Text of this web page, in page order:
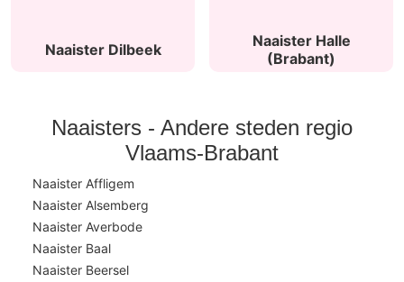
Naaister Dilbeek
Naaister Halle
(Brabant)
Naaisters - Andere steden regio
Vlaams-Brabant
Naaister Affligem
Naaister Alsemberg
Naaister Averbode
Naaister Baal
Naaister Beersel